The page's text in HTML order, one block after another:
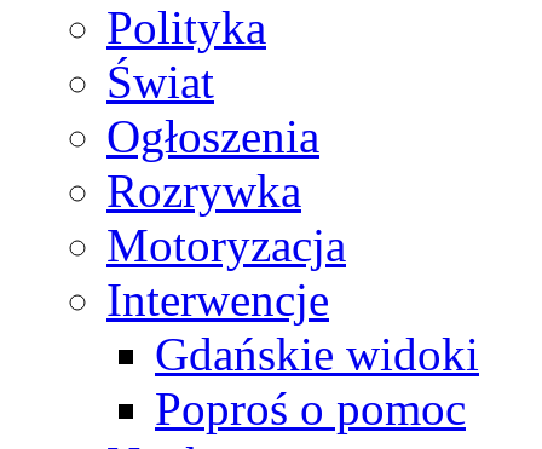
Polityka
Świat
Ogłoszenia
Rozrywka
Motoryzacja
Interwencje
Gdańskie widoki
Poproś o pomoc